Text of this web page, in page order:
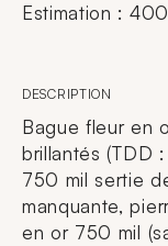
Estimation :
DESCRIPTION
Bague fleur en
brillantés (TDD
750 mil sertie
manquante,
en or 750 mil